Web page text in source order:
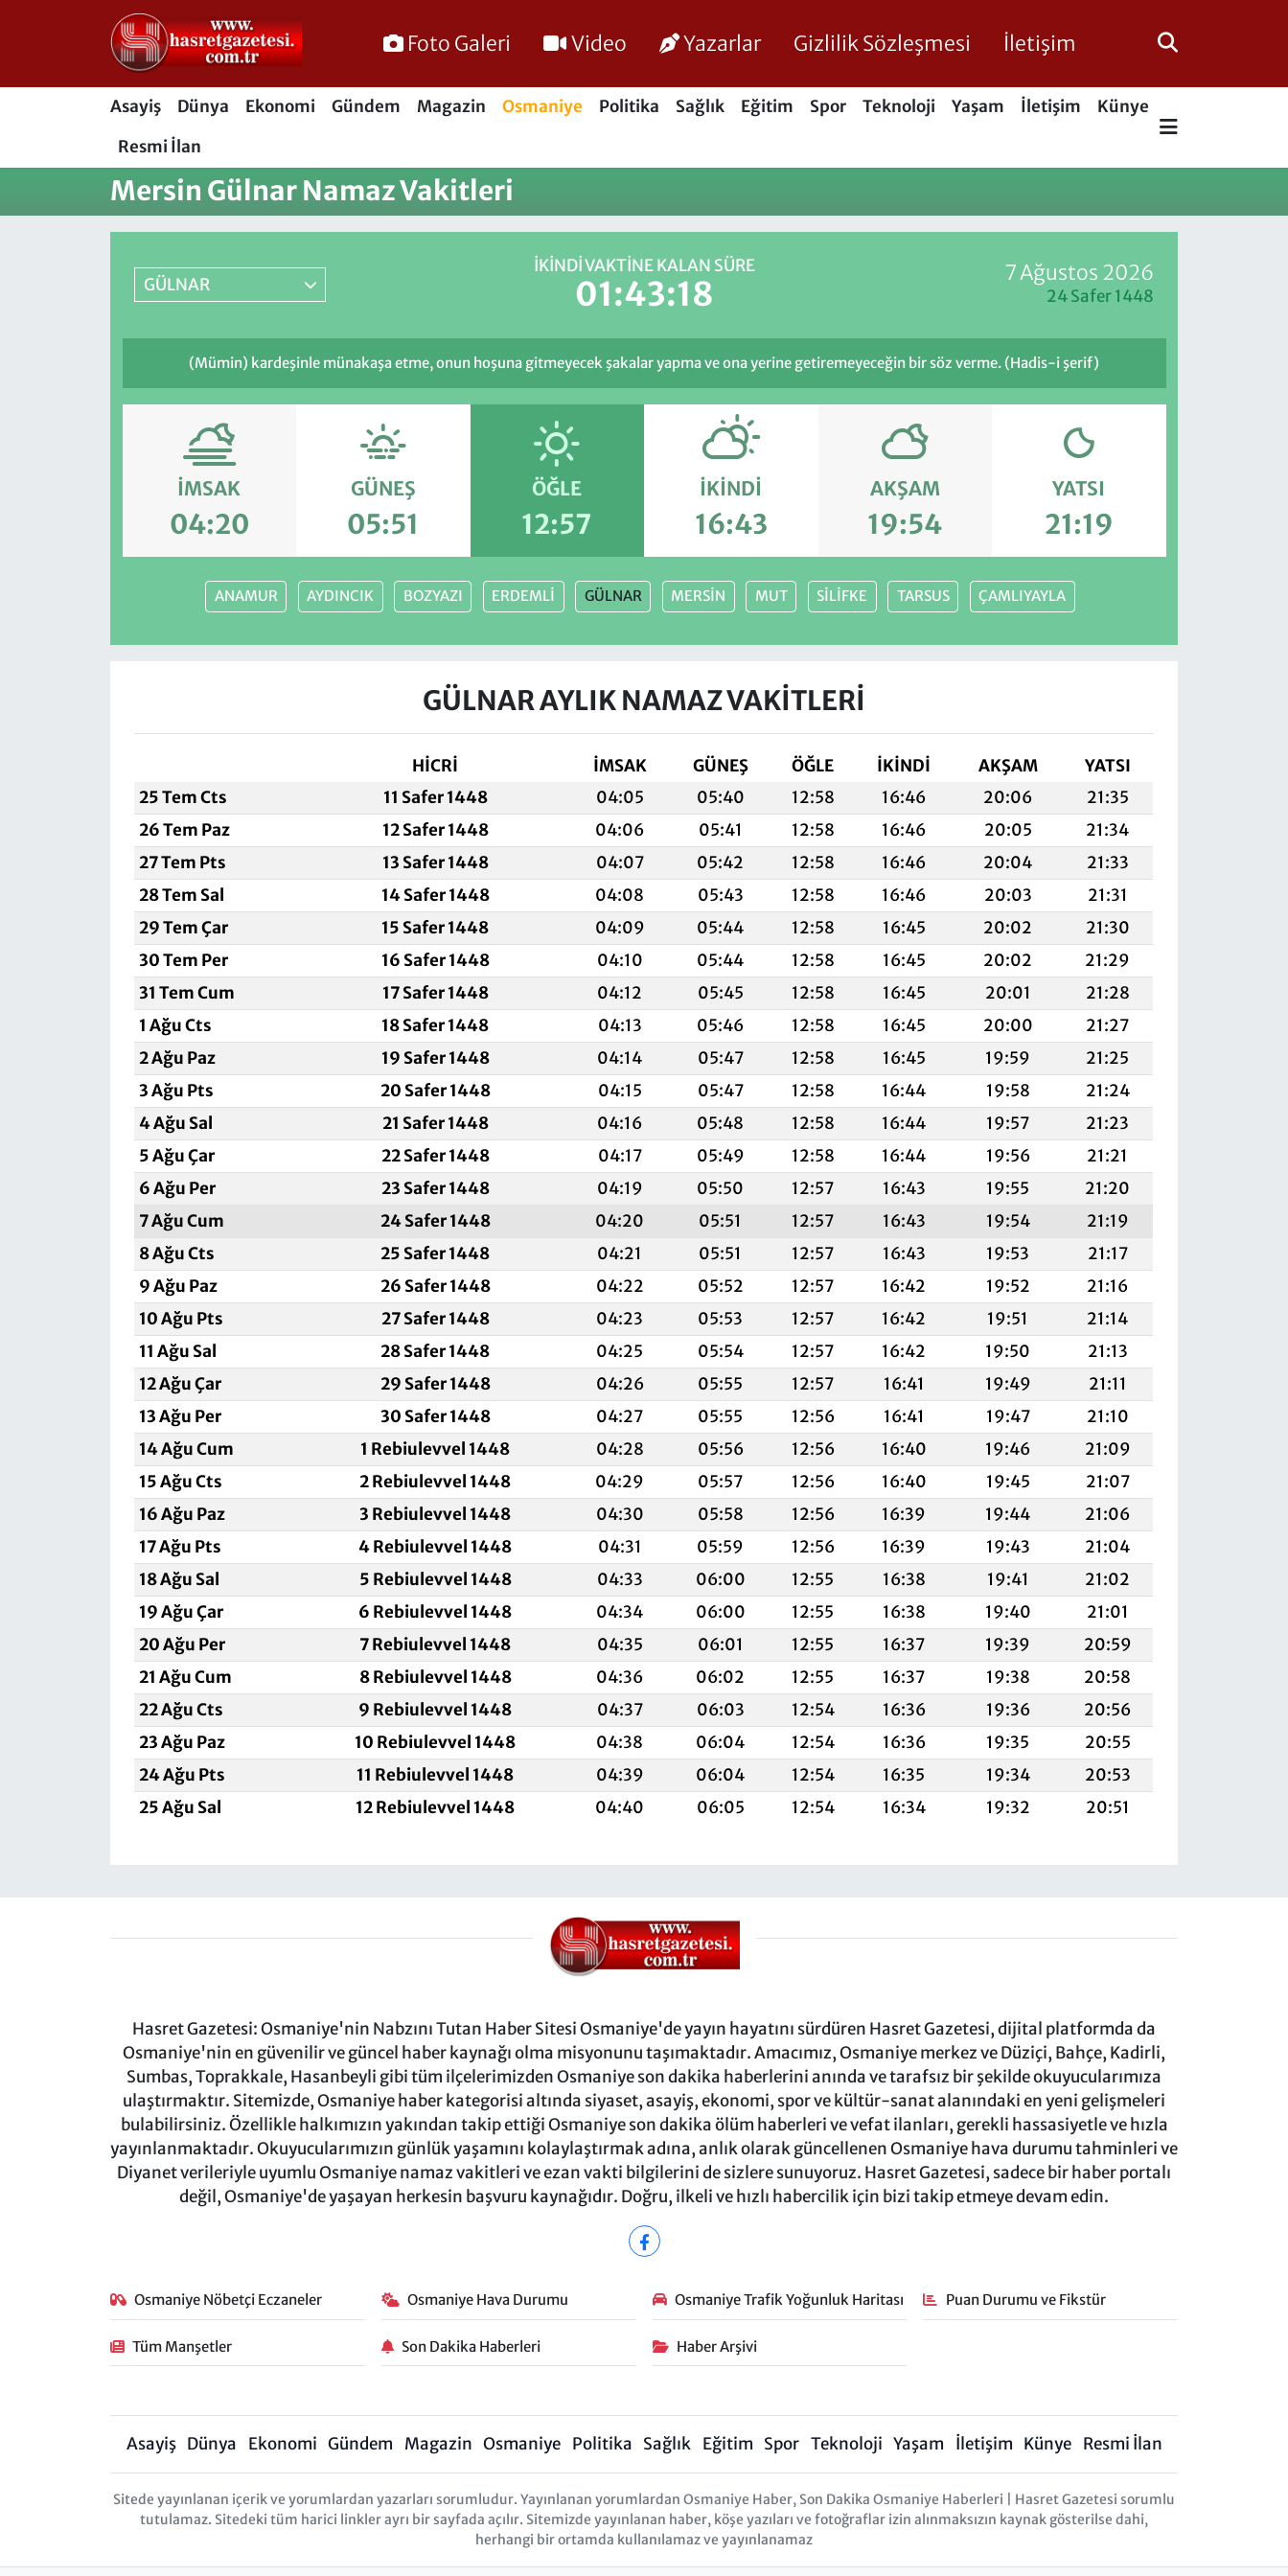
Foto Galeri Video Yazarlar Gizlilik Sözleşmesi İletişim
Asayiş Dünya Ekonomi Gündem Magazin Osmaniye Politika Sağlık Eğitim Spor Teknoloji Yaşam İletişim
Künye
Resmi İlan
Mersin Gülnar Namaz Vakitleri
GÜLNAR
İKINDI VAKTINE KALAN SÜRE
01:43:18
7 Ağustos 2026
24 Safer 1448
(Mümin) kardeşinle münakaşa etme, onun hoşuna gitmeyecek şakalar yapma ve ona yerine getiremeyeceğin bir söz verme. (Hadis-i şerif)
İMSAK
04:20
GÜNEŞ
05:51
ÖĞLE
12:57
İKINDI
16:43
AKŞAM
19:54
YATSI
21:19
ANAMUR AYDINCIK BOZYAZI ERDEMLİ GÜLNAR MERSİN MUT SİLİFKE TARSUS ÇAMLIYAYLA
GÜLNAR AYLIK NAMAZ VAKITLERI
HİCRİ İMSAK GÜNEŞ ÖĞLE İKINDI AKŞAM
YATSI
25 Tem Cts
11 Safer 1448 04:05 05:40 12:58 16:46 20:06
21:35
26 Tem Paz
12 Safer 1448 04:06 05:41 12:58 16:46 20:05
21:34
27 Tem Pts
13 Safer 1448 04:07 05:42 12:58 16:46 20:04
21:33
28 Tem Sal
14 Safer 1448 04:08 05:43 12:58 16:46 20:03
21:31
29 Tem Çar
15 Safer 1448 04:09 05:44 12:58 16:45 20:02
21:30
30 Tem Per
16 Safer 1448 04:10 05:44 12:58 16:45 20:02
21:29
31 Tem Cum
17 Safer 1448 04:12 05:45 12:58 16:45 20:01
21:28
1 Ağu Cts
18 Safer 1448 04:13 05:46 12:58 16:45 20:00
21:27
2 Ağu Paz
19 Safer 1448 04:14 05:47 12:58 16:45 19:59
21:25
3 Ağu Pts
20 Safer 1448 04:15 05:47 12:58 16:44 19:58
21:24
4 Ağu Sal
21 Safer 1448 04:16 05:48 12:58 16:44 19:57
21:23
5 Ağu Çar
22 Safer 1448 04:17 05:49 12:58 16:44 19:56
21:21
6 Ağu Per
23 Safer 1448 04:19 05:50 12:57 16:43 19:55
21:20
7 Ağu Cum
24 Safer 1448 04:20 05:51 12:57 16:43 19:54
21:19
8 Ağu Cts
25 Safer 1448 04:21 05:51 12:57 16:43 19:53
21:17
9 Ağu Paz
26 Safer 1448 04:22 05:52 12:57 16:42 19:52
21:16
10 Ağu Pts
27 Safer 1448 04:23 05:53 12:57 16:42 19:51
21:14
11 Ağu Sal
28 Safer 1448 04:25 05:54 12:57 16:42 19:50
21:13
12 Ağu Çar
29 Safer 1448 04:26 05:55 12:57 16:41 19:49
21:11
13 Ağu Per
30 Safer 1448 04:27 05:55 12:56 16:41 19:47
21:10
14 Ağu Cum
1 Rebiulevvel 1448 04:28 05:56 12:56 16:40 19:46
21:09
15 Ağu Cts
2 Rebiulevvel 1448 04:29 05:57 12:56 16:40 19:45
21:07
16 Ağu Paz
3 Rebiulevvel 1448 04:30 05:58 12:56 16:39 19:44
21:06
17 Ağu Pts
4 Rebiulevvel 1448 04:31 05:59 12:56 16:39 19:43
21:04
18 Ağu Sal
5 Rebiulevvel 1448 04:33 06:00 12:55 16:38 19:41
21:02
19 Ağu Çar
6 Rebiulevvel 1448 04:34 06:00 12:55 16:38 19:40
21:01
20 Ağu Per
7 Rebiulevvel 1448 04:35 06:01 12:55 16:37 19:39
20:59
21 Ağu Cum
8 Rebiulevvel 1448 04:36 06:02 12:55 16:37 19:38
20:58
22 Ağu Cts
9 Rebiulevvel 1448 04:37 06:03 12:54 16:36 19:36
20:56
23 Ağu Paz
10 Rebiulevvel 1448 04:38 06:04 12:54 16:36 19:35
20:55
24 Ağu Pts
11 Rebiulevvel 1448 04:39 06:04 12:54 16:35 19:34
20:53
25 Ağu Sal
12 Rebiulevvel 1448 04:40 06:05 12:54 16:34 19:32 20:51
Hasret Gazetesi: Osmaniye'nin Nabzını Tutan Haber Sitesi Osmaniye'de yayın hayatını sürdüren Hasret Gazetesi, dijital platformda da
Osmaniye'nin en güvenilir ve güncel haber kaynağı olma misyonunu taşımaktadır. Amacımız, Osmaniye merkez ve Düziçi, Bahçe, Kadirli,
Sumbas, Toprakkale, Hasanbeyli gibi tüm ilçelerimizden Osmaniye son dakika haberlerini anında ve tarafsız bir şekilde okuyucularımıza
ulaştırmaktır. Sitemizde, Osmaniye haber kategorisi altında siyaset, asayiş, ekonomi, spor ve kültür-sanat alanındaki en yeni gelişmeleri
bulabilirsiniz. Özellikle halkımızın yakından takip ettiği Osmaniye son dakika ölüm haberleri ve vefat ilanları, gerekli hassasiyetle ve hızla
yayınlanmaktadır. Okuyucularımızın günlük yaşamını kolaylaştırmak adına, anlık olarak güncellenen Osmaniye hava durumu tahminleri ve
Diyanet verileriyle uyumlu Osmaniye namaz vakitleri ve ezan vakti bilgilerini de sizlere sunuyoruz. Hasret Gazetesi, sadece bir haber portalı
değil, Osmaniye'de yaşayan herkesin başvuru kaynağıdır. Doğru, ilkeli ve hızlı habercilik için bizi takip etmeye devam edin.
Osmaniye Nöbetçi Eczaneler Osmaniye Hava Durumu Osmaniye Trafik Yoğunluk Haritası Puan Durumu ve Fikstür
Tüm Manşetler Son Dakika Haberleri Haber Arşivi
Asayiş Dünya Ekonomi Gündem Magazin Osmaniye Politika Sağlık Eğitim Spor Teknoloji Yaşam İletişim Künye Resmi İlan
Sitede yayınlanan içerik ve yorumlardan yazarları sorumludur. Yayınlanan yorumlardan Osmaniye Haber, Son Dakika Osmaniye Haberleri | Hasret Gazetesi sorumlu
tutulamaz. Sitedeki tüm harici linkler ayrı bir sayfada açılır. Sitemizde yayınlanan haber, köşe yazıları ve fotoğraflar izin alınmaksızın kaynak gösterilse dahi,
herhangi bir ortamda kullanılamaz ve yayınlanamaz
Osmaniye Nöbetçi Eczaneler
Osmaniye Hava Durumu
Osmaniye Trafik Yoğunluk Haritası
Süper Lig Puan Durumu ve Fikstür
Tüm Manşetler